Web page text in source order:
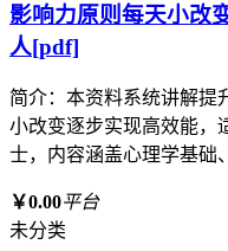
影响力原则每天小改
人[pdf]
简介：本资料系统讲解提
小改变逐步实现高效能，
士，内容涵盖心理学基础
￥0.00平台
未分类